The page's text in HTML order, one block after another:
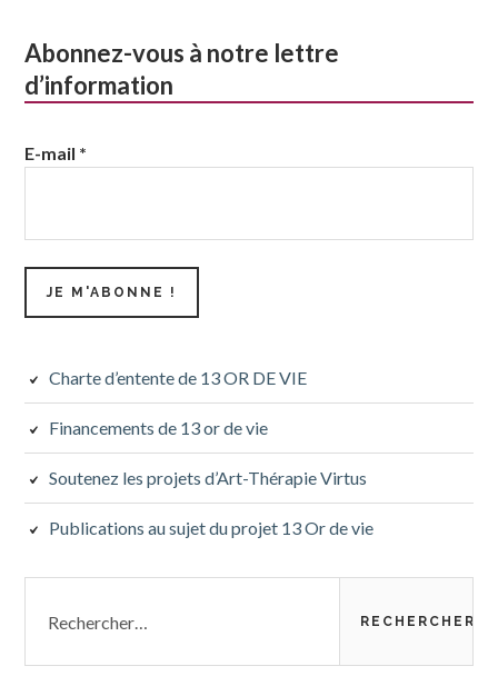
Abonnez-vous à notre lettre
d’information
E-mail *
Charte d’entente de 13 OR DE VIE
Financements de 13 or de vie
Soutenez les projets d’Art-Thérapie Virtus
Publications au sujet du projet 13 Or de vie